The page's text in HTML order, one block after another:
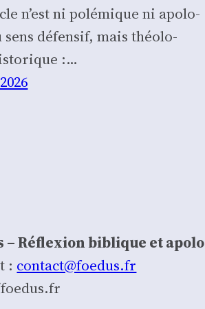
n’est ni polé­mique ni apo­lo­
sens défen­sif, mais théo­lo­
:…
– Réflexion biblique et
: contact@foedus.fr